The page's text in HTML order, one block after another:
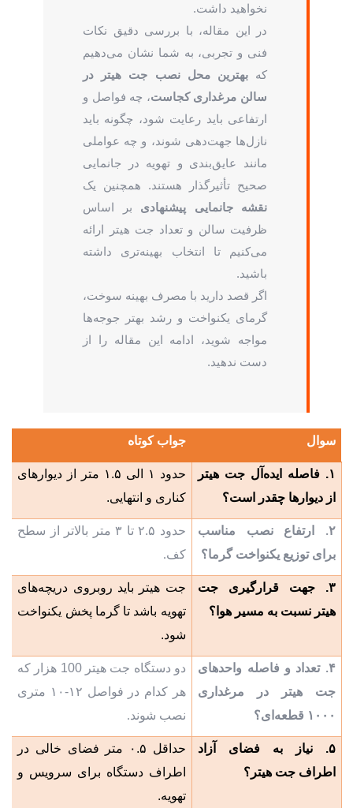
نخواهید داشت.
در این مقاله، با بررسی دقیق نکات
فنی و تجربی، به شما نشان می‌دهیم
کهبهترین محل نصب جت هیتر در
سالن مرغداری کجاست، چه فواصل و
ارتفاعی باید رعایت شود، چگونه باید
نازل‌ها جهت‌دهی شوند، و چه عواملی
مانند عایق‌بندی و تهویه در جانمایی
صحیح تأثیرگذار هستند. همچنین یک
نقشه جانمایی پیشنهادی بر اساس
ظرفیت سالن و تعداد جت هیتر ارائه
می‌کنیم تا انتخاب بهینه‌تری داشته
باشید.
اگر قصد دارید با مصرف بهینه سوخت،
گرمای یکنواخت و رشد بهتر جوجه‌ها
مواجه شوید، ادامه این مقاله را از
دست ندهید.
سوال جواب کوتاه
۱.فاصله ایده‌آل جت هیتر
از دیوارها چقدر است؟
حدود ۱ الی ۱.۵ متر از دیوارهای
کناری و انتهایی.
۲.
ارتفاع نصب مناسب
برای توزیع یکنواخت گرما؟
حدود ۲.۵ تا ۳ متر بالاتر از سطح
کف.
۳.جهت قرارگیری جت
هیتر نسبت به مسیر هوا؟
جت هیتر باید روبروی دریچه‌های
تهویه باشد تا گرما پخش یکنواخت
شود.
۴.تعداد و فاصله واحدهای
جت هیتر در مرغداری
۱۰۰۰ قطعه‌ای؟
دو دستگاه جت هیتر 100 هزار که
هر کدام در فواصل ۱۰-۱۲ متری
نصب شوند.
۵.نیاز به فضای آزاد
اطراف جت هیتر؟
حداقل ۰.۵
متر فضای خالی در
اطراف دستگاه برای سرویس و
تهویه.